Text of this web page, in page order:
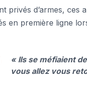
privés d’armes, ces
en première ligne
« Ils se méfiaient
vous allez vous